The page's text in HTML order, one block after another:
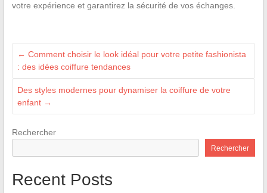
votre expérience et garantirez la sécurité de vos échanges.
← Comment choisir le look idéal pour votre petite fashionista
: des idées coiffure tendances
Des styles modernes pour dynamiser la coiffure de votre
enfant →
Rechercher
Rechercher
Recent Posts